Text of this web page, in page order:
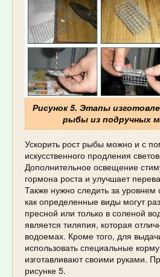
Рисунок 5. Этапы
рыбы из подручных
Ускорить рост рыбы можно и с
искусственного продления
Дополнительное освещение
гормона роста и улучшает
Также нужно следить за уровнем
как определенные виды могут
пресной или только в соленой
является тиляпия, которая
водоемах. Кроме того, для
использовать специальные
изготавливают своими руками.
рисунке 5.